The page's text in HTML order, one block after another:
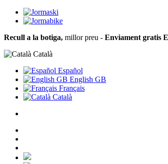
Recull a la botiga, millor preu - Enviament gratis
Català
Español
English GB
Français
Català